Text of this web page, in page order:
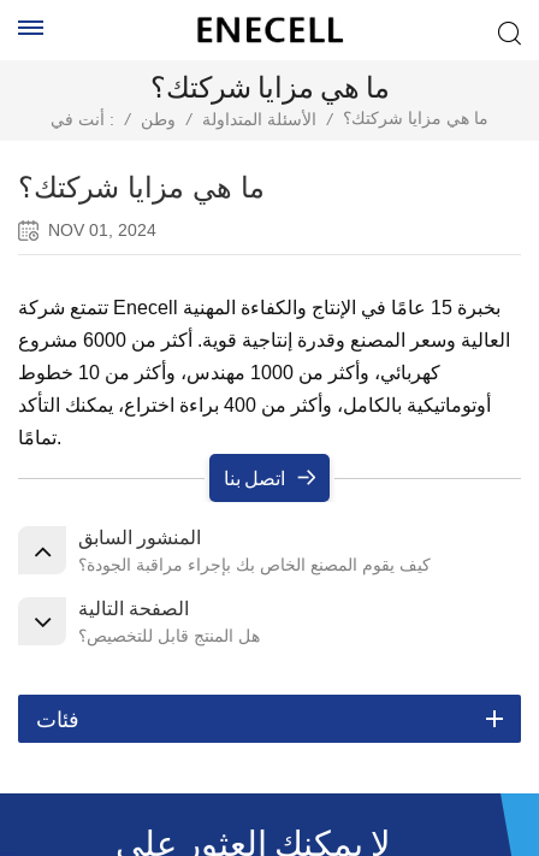
ما هي مزايا شركتك؟
أنت في : / وطن / الأسئلة المتداولة / ما هي مزايا شركتك؟
ما هي مزايا شركتك؟
NOV 01, 2024
تتمتع شركة Enecell بخبرة 15 عامًا في الإنتاج والكفاءة المهنية
العالية وسعر المصنع وقدرة إنتاجية قوية. أكثر من 6000 مشروع
كهربائي، وأكثر من 1000 مهندس، وأكثر من 10 خطوط
أوتوماتيكية بالكامل، وأكثر من 400 براءة اختراع، يمكنك التأكد
تمامًا.
اتصل بنا
المنشور السابق
كيف يقوم المصنع الخاص بك بإجراء مراقبة الجودة؟
الصفحة التالية
هل المنتج قابل للتخصيص؟
فئات
لا يمكنك العثور على